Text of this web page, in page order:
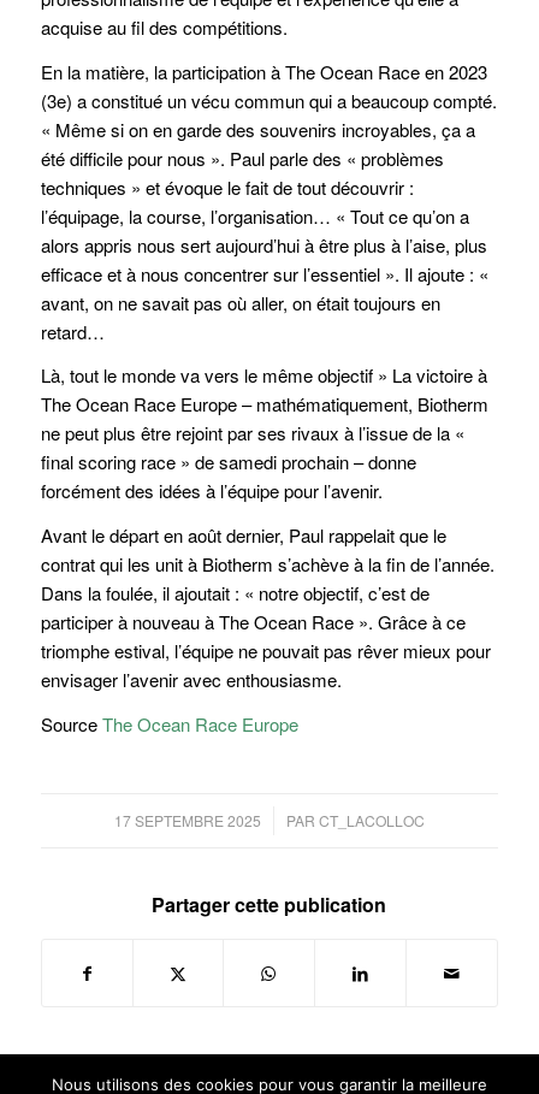
acquise au fil des compétitions.
En la matière, la participation à The Ocean Race en 2023
(3e) a constitué un vécu commun qui a beaucoup compté.
« Même si on en garde des souvenirs incroyables, ça a
été difficile pour nous ». Paul parle des « problèmes
techniques » et évoque le fait de tout découvrir :
l’équipage, la course, l’organisation… « Tout ce qu’on a
alors appris nous sert aujourd’hui à être plus à l’aise, plus
efficace et à nous concentrer sur l’essentiel ». Il ajoute : «
avant, on ne savait pas où aller, on était toujours en
retard…
Là, tout le monde va vers le même objectif » La victoire à
The Ocean Race Europe – mathématiquement, Biotherm
ne peut plus être rejoint par ses rivaux à l’issue de la «
final scoring race » de samedi prochain – donne
forcément des idées à l’équipe pour l’avenir.
Avant le départ en août dernier, Paul rappelait que le
contrat qui les unit à Biotherm s’achève à la fin de l’année.
Dans la foulée, il ajoutait : « notre objectif, c’est de
participer à nouveau à The Ocean Race ». Grâce à ce
triomphe estival, l’équipe ne pouvait pas rêver mieux pour
envisager l’avenir avec enthousiasme.
SourceThe Ocean Race Europe
17 SEPTEMBRE 2025
/ PAR CT_LACOLLOC
Partager cette publication
Nous utilisons des cookies pour vous garantir la meilleure